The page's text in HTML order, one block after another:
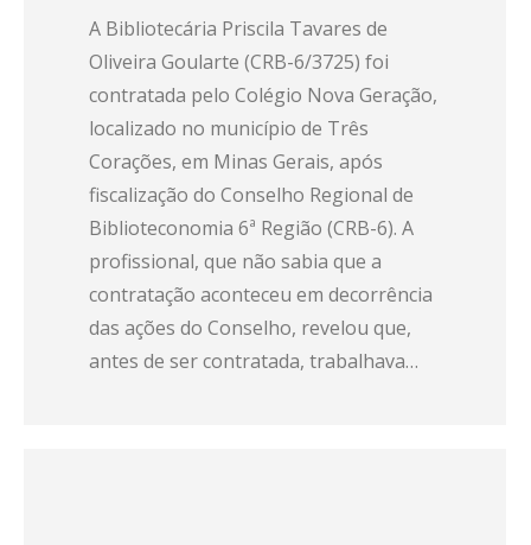
A Bibliotecária Priscila Tavares de
Oliveira Goularte (CRB-6/3725) foi
contratada pelo Colégio Nova Geração,
localizado no município de Três
Corações, em Minas Gerais, após
fiscalização do Conselho Regional de
Biblioteconomia 6ª Região (CRB-6). A
profissional, que não sabia que a
contratação aconteceu em decorrência
das ações do Conselho, revelou que,
antes de ser contratada, trabalhava…